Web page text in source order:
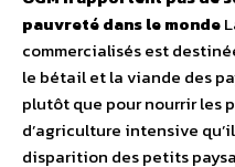
pauvreté dans le monde
commercialisés est
le bétail et la viande des
plutôt que pour nourrir les
d’agriculture intensive
disparition des petits